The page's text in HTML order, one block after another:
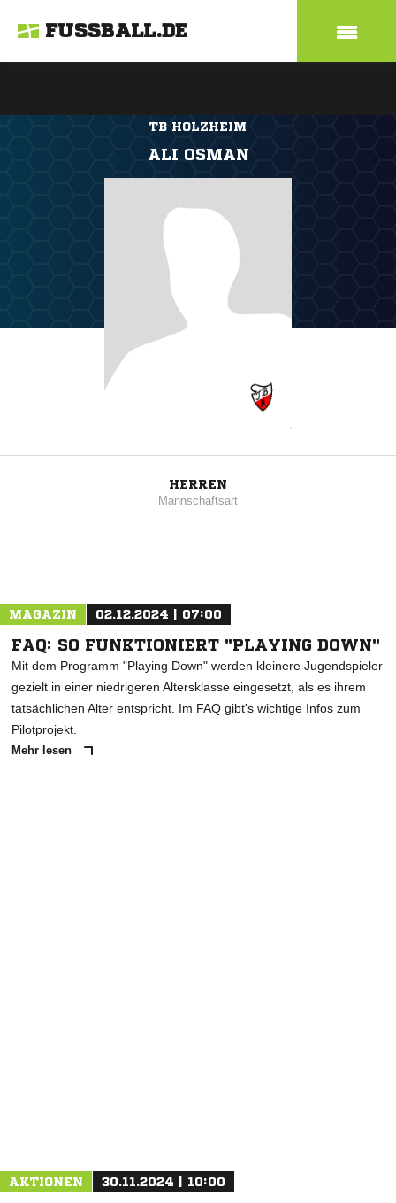
FUSSBALL.DE
TB HOLZHEIM
ALI OSMAN
HERREN
Mannschaftsart
MAGAZIN 02.12.2024 | 07:00
FAQ: SO FUNKTIONIERT "PLAYING DOWN"
Mit dem Programm "Playing Down" werden kleinere Jugendspieler
gezielt in einer niedrigeren Altersklasse eingesetzt, als es ihrem
tatsächlichen Alter entspricht. Im FAQ gibt's wichtige Infos zum
Pilotprojekt.
Mehr lesen
AKTIONEN 30.11.2024 | 10:00